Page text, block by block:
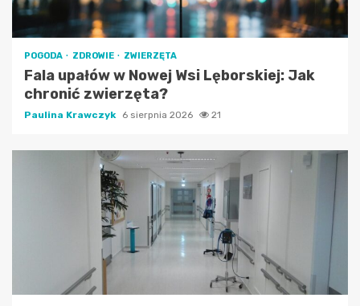
POGODA ZDROWIE ZWIERZĘTA
Fala upałów w Nowej Wsi Lęborskiej: Jak
chronić zwierzęta?
Paulina Krawczyk 6 sierpnia 2026 21